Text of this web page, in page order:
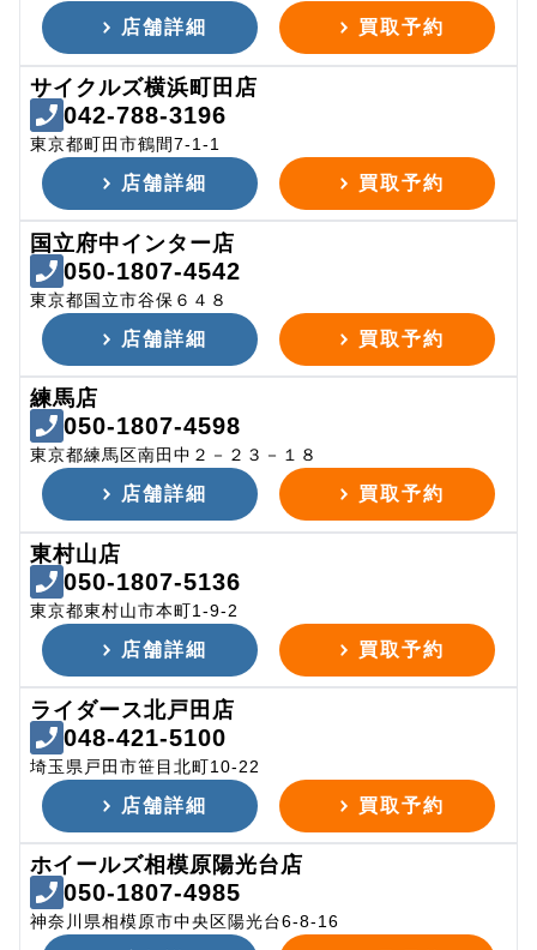
店舗詳細 買取予約
サイクルズ横浜町田店
042-788-3196
東京都町田市鶴間7-1-1
店舗詳細 買取予約
国立府中インター店
050-1807-4542
東京都国立市谷保６４８
店舗詳細 買取予約
練馬店
050-1807-4598
東京都練馬区南田中２－２３－１８
店舗詳細 買取予約
東村山店
050-1807-5136
東京都東村山市本町1-9-2
店舗詳細 買取予約
ライダース北戸田店
048-421-5100
埼玉県戸田市笹目北町10-22
店舗詳細 買取予約
ホイールズ相模原陽光台店
050-1807-4985
神奈川県相模原市中央区陽光台6-8-16